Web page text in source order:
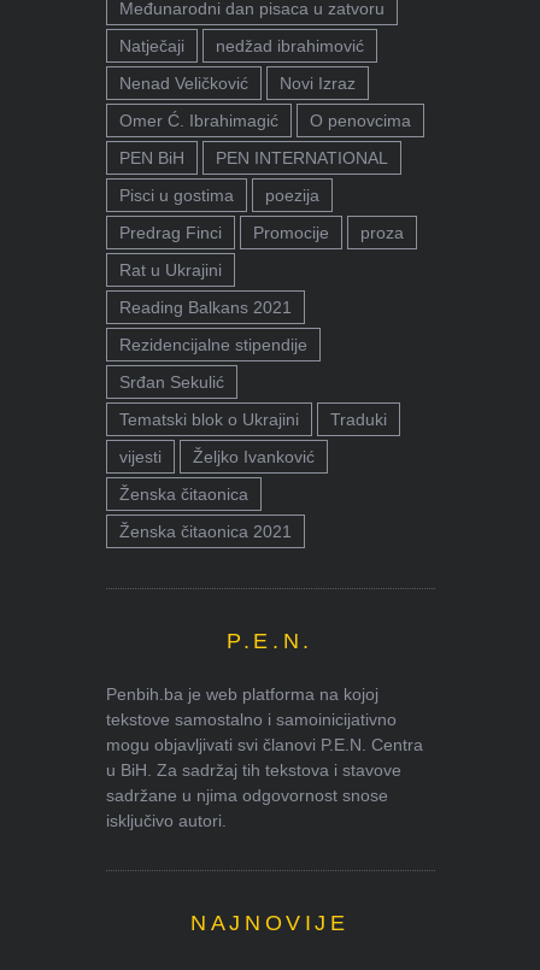
Međunarodni dan pisaca u zatvoru
Natječaji
nedžad ibrahimović
Nenad Veličković
Novi Izraz
Omer Ć. Ibrahimagić
O penovcima
PEN BiH
PEN INTERNATIONAL
Pisci u gostima
poezija
Predrag Finci
Promocije
proza
Rat u Ukrajini
Reading Balkans 2021
Rezidencijalne stipendije
Srđan Sekulić
Tematski blok o Ukrajini
Traduki
vijesti
Željko Ivanković
Ženska čitaonica
Ženska čitaonica 2021
P.E.N.
Penbih.ba je web platforma na kojoj
tekstove samostalno i samoinicijativno
mogu objavljivati svi članovi P.E.N. Centra
u BiH. Za sadržaj tih tekstova i stavove
sadržane u njima odgovornost snose
isključivo autori.
NAJNOVIJE